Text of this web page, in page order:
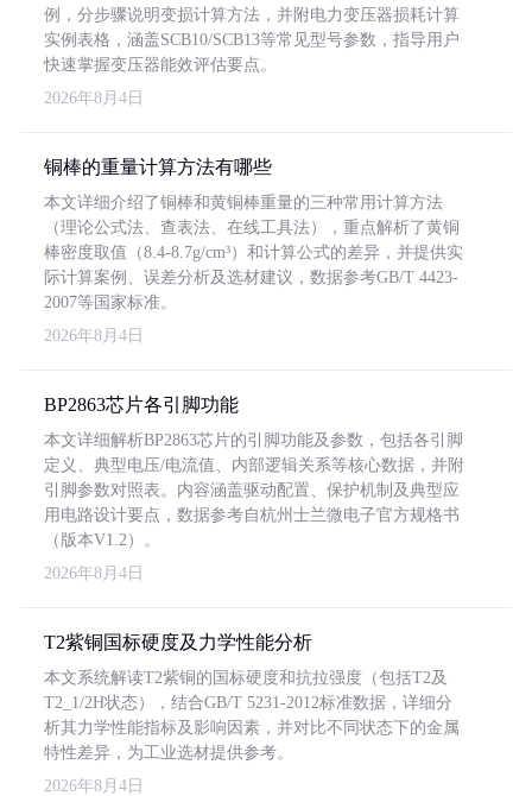
例，分步骤说明变损计算方法，并附电力变压器损耗计算
实例表格，涵盖SCB10/SCB13等常见型号参数，指导用户
快速掌握变压器能效评估要点。
2026年8月4日
铜棒的重量计算方法有哪些
本文详细介绍了铜棒和黄铜棒重量的三种常用计算方法
（理论公式法、查表法、在线工具法），重点解析了黄铜
棒密度取值（8.4-8.7g/cm³）和计算公式的差异，并提供实
际计算案例、误差分析及选材建议，数据参考GB/T 4423-
2007等国家标准。
2026年8月4日
BP2863芯片各引脚功能
本文详细解析BP2863芯片的引脚功能及参数，包括各引脚
定义、典型电压/电流值、内部逻辑关系等核心数据，并附
引脚参数对照表。内容涵盖驱动配置、保护机制及典型应
用电路设计要点，数据参考自杭州士兰微电子官方规格书
（版本V1.2）。
2026年8月4日
T2紫铜国标硬度及力学性能分析
本文系统解读T2紫铜的国标硬度和抗拉强度（包括T2及
T2_1/2H状态），结合GB/T 5231-2012标准数据，详细分
析其力学性能指标及影响因素，并对比不同状态下的金属
特性差异，为工业选材提供参考。
2026年8月4日